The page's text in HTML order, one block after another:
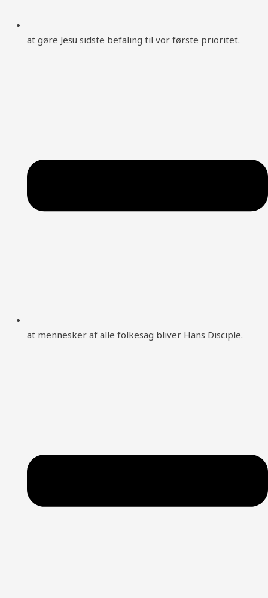
at gøre Jesu sidste befaling til vor første prioritet.
at mennesker af alle folkesag bliver Hans Disciple.